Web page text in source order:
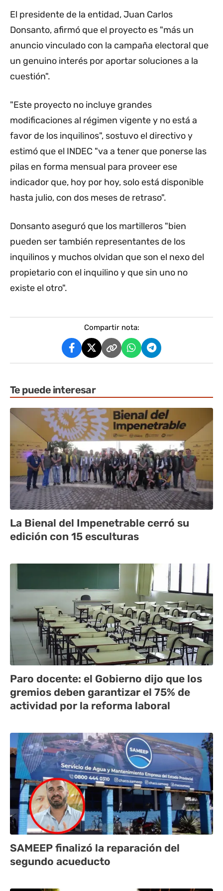
El presidente de la entidad, Juan Carlos
Donsanto, afirmó que el proyecto es "más un
anuncio vinculado con la campaña electoral que
un genuino interés por aportar soluciones a la
cuestión".
"Este proyecto no incluye grandes
modificaciones al régimen vigente y no está a
favor de los inquilinos", sostuvo el directivo y
estimó que el INDEC "va a tener que ponerse las
pilas en forma mensual para proveer ese
indicador que, hoy por hoy, solo está disponible
hasta julio, con dos meses de retraso".
Donsanto aseguró que los martilleros "bien
pueden ser también representantes de los
inquilinos y muchos olvidan que son el nexo del
propietario con el inquilino y que sin uno no
existe el otro".
Compartir nota:
Te puede interesar
La Bienal del Impenetrable cerró su
edición con 15 esculturas
Paro docente: el Gobierno dijo que los
gremios deben garantizar el 75% de
actividad por la reforma laboral
SAMEEP finalizó la reparación del
segundo acueducto